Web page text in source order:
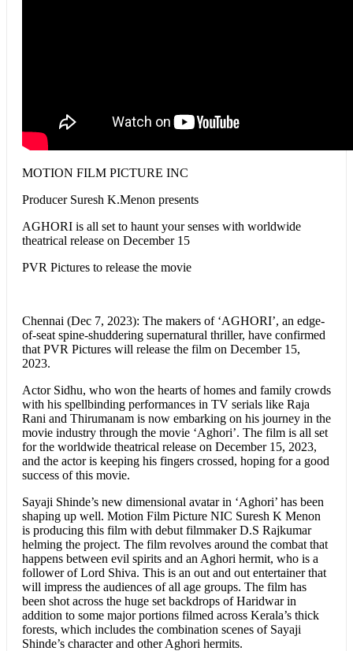
MOTION FILM PICTURE INC
Producer Suresh K.Menon presents
AGHORI is all set to haunt your senses with worldwide
theatrical release on December 15
PVR Pictures to release the movie
Chennai (Dec 7, 2023): The makers of ‘AGHORI’, an edge-
of-seat spine-shuddering supernatural thriller, have confirmed
that PVR Pictures will release the film on December 15,
2023.
Actor Sidhu, who won the hearts of homes and family crowds
with his spellbinding performances in TV serials like Raja
Rani and Thirumanam is now embarking on his journey in the
movie industry through the movie ‘Aghori’. The film is all set
for the worldwide theatrical release on December 15, 2023,
and the actor is keeping his fingers crossed, hoping for a good
success of this movie.
Sayaji Shinde’s new dimensional avatar in ‘Aghori’ has been
shaping up well. Motion Film Picture NIC Suresh K Menon
is producing this film with debut filmmaker D.S Rajkumar
helming the project. The film revolves around the combat that
happens between evil spirits and an Aghori hermit, who is a
follower of Lord Shiva. This is an out and out entertainer that
will impress the audiences of all age groups. The film has
been shot across the huge set backdrops of Haridwar in
addition to some major portions filmed across Kerala’s thick
forests, which includes the combination scenes of Sayaji
Shinde’s character and other Aghori hermits.